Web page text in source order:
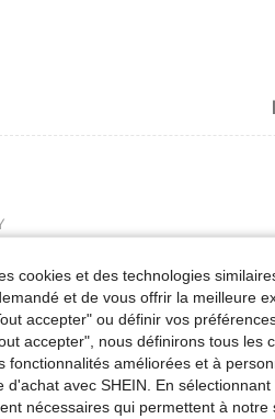
cookies et des technologies
et de vous offrir la meilleure
accepter" ou définir vos
accepter", nous définirons tous les
fonctionnalités améliorées et à
d'achat avec SHEIN. En
nécessaires qui permettent à